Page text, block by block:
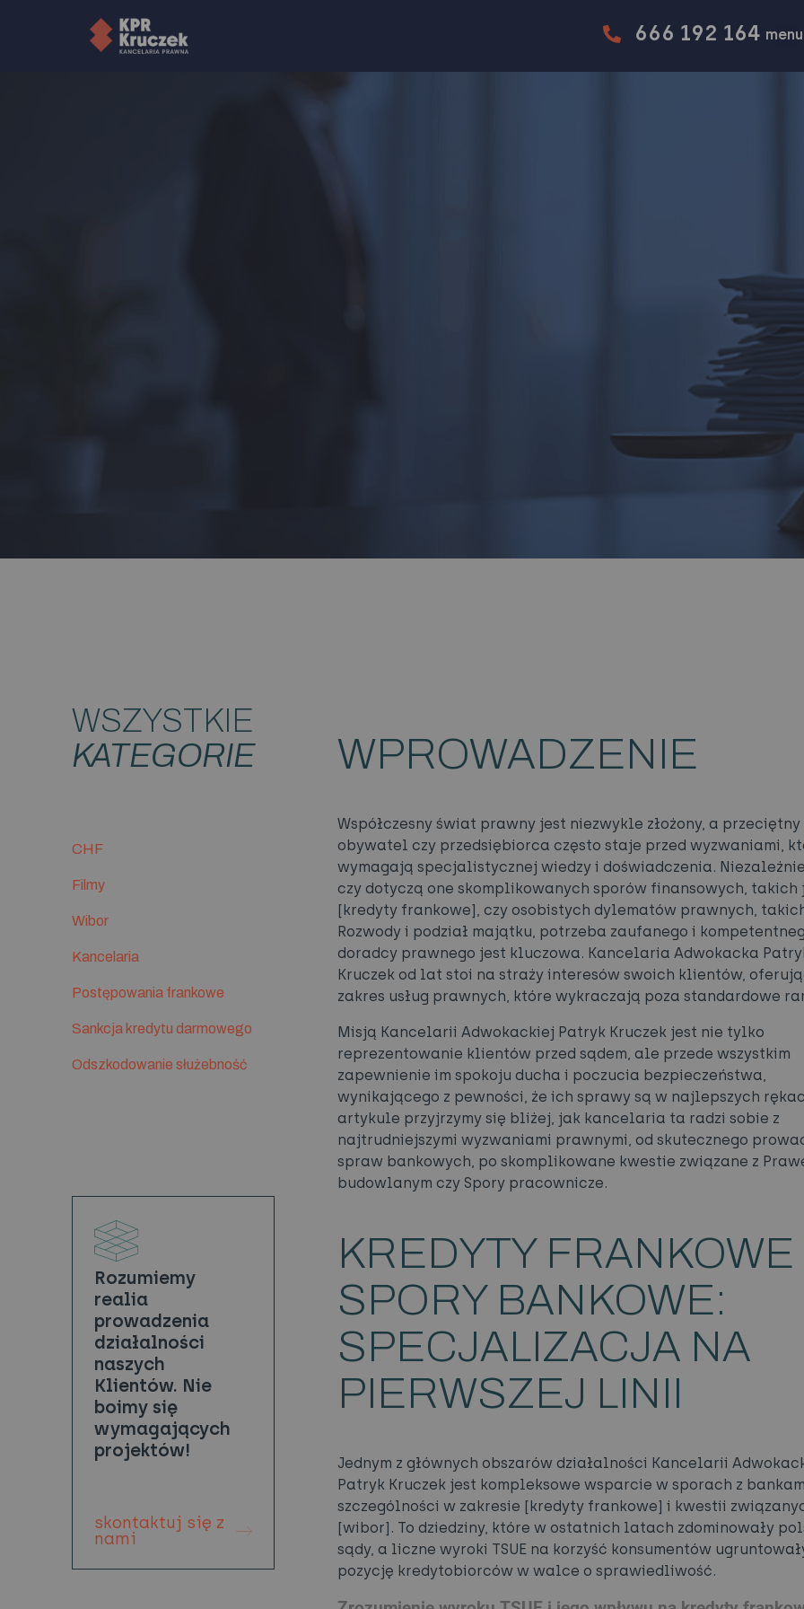
666 192 164 menu
WSZYSTKIE
KATEGORIE
CHF
Filmy
Wibor
Kancelaria
Postępowania frankowe
Sankcja kredytu darmowego
Odszkodowanie służebność
Rozumiemy
realia
prowadzenia
działalności
naszych
Klientów. Nie
boimy się
wymagających
projektów!
skontaktuj się z
nami
WPROWADZENIE
Współczesny świat prawny jest niezwykle złożony, a przeciętny
obywatel czy przedsiębiorca często staje przed wyzwaniami,
wymagają specjalistycznej wiedzy i doświadczenia.
czy dotyczą one skomplikowanych sporów finansowych, takich
[kredyty frankowe], czy osobistych dylematów prawnych,
Rozwody i podział majątku, potrzeba zaufanego i
doradcy prawnego jest kluczowa. Kancelaria Adwokacka
Kruczek od lat stoi na straży interesów swoich klientów,
zakres usług prawnych, które wykraczają poza standardowe
Misją Kancelarii Adwokackiej Patryk Kruczek jest nie tylko
reprezentowanie klientów przed sądem, ale przede wszystkim
zapewnienie im spokoju ducha i poczucia bezpieczeństwa,
wynikającego z pewności, że ich sprawy są w najlepszych
artykule przyjrzymy się bliżej, jak kancelaria ta radzi sobie z
najtrudniejszymi wyzwaniami prawnymi, od skutecznego
spraw bankowych, po skomplikowane kwestie związane z
budowlanym czy Spory pracownicze.
KREDYTY FRANKOWE
SPORY BANKOWE:
SPECJALIZACJA NA
PIERWSZEJ LINII
Jednym z głównych obszarów działalności Kancelarii
Patryk Kruczek jest kompleksowe wsparcie w sporach z
szczególności w zakresie [kredyty frankowe] i kwestii
[wibor]. To dziedziny, które w ostatnich latach zdominowały
sądy, a liczne wyroki TSUE na korzyść konsumentów
pozycję kredytobiorców w walce o sprawiedliwość.